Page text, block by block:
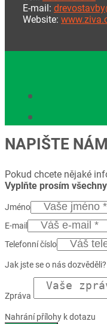
E-mail:
Website:
NAPIŠTE NÁM
Pokud chcete nějaké
Vyplňte prosím
Jméno
E-mail
Telefonní číslo
Jak jste se o nás dozvěděli?
Zpráva
Nahrání přílohy k dotazu